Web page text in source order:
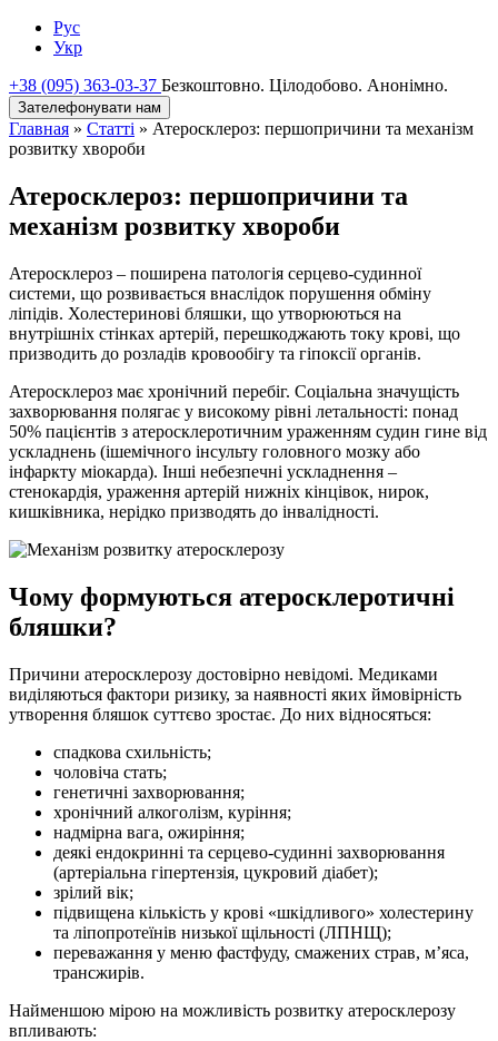
Рус
Укр
+38 (095) 363-03-37 Безкоштовно. Цілодобово. Анонімно.
Зателефонувати нам
Главная » Статті » Атеросклероз: першопричини та механізм
розвитку хвороби
Атеросклероз: першопричини та
механізм розвитку хвороби
Атеросклероз – поширена патологія серцево-судинної
системи, що розвивається внаслідок порушення обміну
ліпідів. Холестеринові бляшки, що утворюються на
внутрішніх стінках артерій, перешкоджають току крові, що
призводить до розладів кровообігу та гіпоксії органів.
Атеросклероз має хронічний перебіг. Соціальна значущість
захворювання полягає у високому рівні летальності: понад
50% пацієнтів з атеросклеротичним ураженням судин гине від
ускладнень (ішемічного інсульту головного мозку або
інфаркту міокарда). Інші небезпечні ускладнення –
стенокардія, ураження артерій нижніх кінцівок, нирок,
кишківника, нерідко призводять до інвалідності.
Чому формуються атеросклеротичні
бляшки?
Причини атеросклерозу достовірно невідомі. Медиками
виділяються фактори ризику, за наявності яких ймовірність
утворення бляшок суттєво зростає. До них відносяться:
спадкова схильність;
чоловіча стать;
генетичні захворювання;
хронічний алкоголізм, куріння;
надмірна вага, ожиріння;
деякі ендокринні та серцево-судинні захворювання
(артеріальна гіпертензія, цукровий діабет);
зрілий вік;
підвищена кількість у крові «шкідливого» холестерину
та ліпопротеїнів низької щільності (ЛПНЩ);
переважання у меню фастфуду, смажених страв, м’яса,
трансжирів.
Найменшою мірою на можливість розвитку атеросклерозу
впливають: